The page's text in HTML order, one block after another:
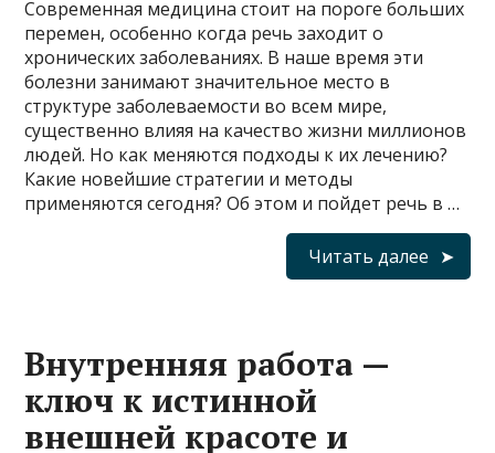
Современная медицина стоит на пороге больших
перемен, особенно когда речь заходит о
хронических заболеваниях. В наше время эти
болезни занимают значительное место в
структуре заболеваемости во всем мире,
существенно влияя на качество жизни миллионов
людей. Но как меняются подходы к их лечению?
Какие новейшие стратегии и методы
применяются сегодня? Об этом и пойдет речь в …
Читать далее
Внутренняя работа —
ключ к истинной
внешней красоте и